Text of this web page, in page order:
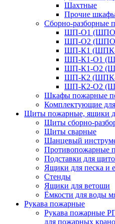
Шахтные
Прочие шкафы
Сборно-разборные
ШП-О1
ШП-О2 (ШПО-
ШП-К1 (ШПК-
ШП-К1-О1
ШП-К1-О2
ШП-К2 (ШПК-
ШП-К2-О2
Шкафы пожарные
Комплектующие
Щиты пожарные, ящики
Щиты сборно-
Щиты сварные
Шанцевый
Противопожарные
Подставки для
Ящики для песка и
Стенды
Ящики для ветоши
Ёмкости для воды
Рукава пожарные
Рукава пожарные
для пожарных